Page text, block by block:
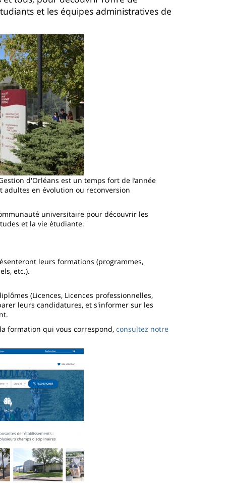
et les équipes administratives de
d'Orléans est un temps fort de l’année
adultes en évolution ou reconversion
universitaire pour découvrir les
et la vie étudiante.
leurs formations (programmes,
etc.).
(Licences, Licences professionnelles,
leurs candidatures, et s'informer sur les
formation qui vous correspond, consultez notre